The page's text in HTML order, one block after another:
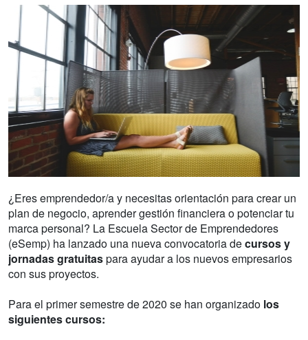
¿Eres emprendedor/a y necesitas orientación para crear un
plan de negocio, aprender gestión financiera o potenciar tu
marca personal? La Escuela Sector de Emprendedores
(eSemp) ha lanzado una nueva convocatoria decursos y
jornadas gratuitaspara ayudar a los nuevos empresarios
con sus proyectos.
Para el primer semestre de 2020 se han organizado los
siguientes cursos: